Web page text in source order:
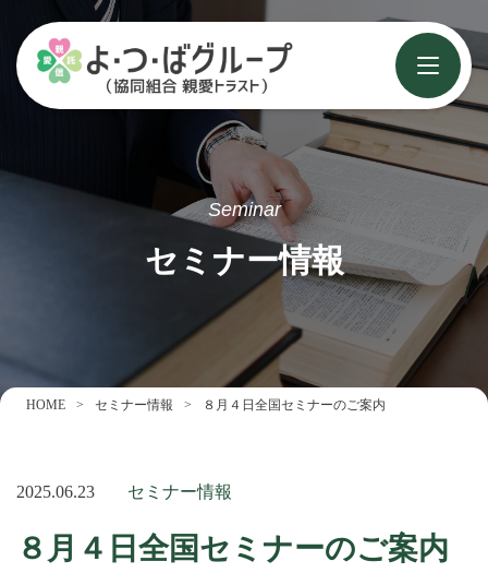
Seminar
セミナー情報
HOME セミナー情報 ８月４日全国セミナーのご案内
2025.06.23 セミナー情報
８月４日全国セミナーのご案内